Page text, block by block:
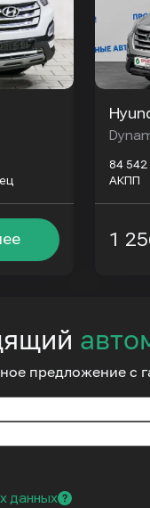
84 542
АКПП
1
предложение с
данных